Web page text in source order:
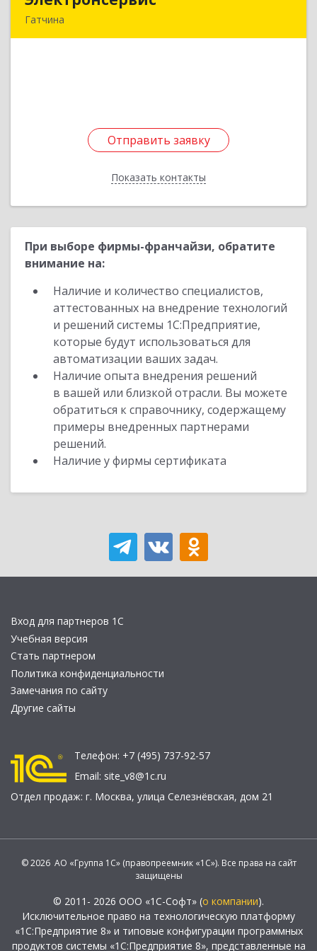
Гатчина
Отправить заявку
Показать контакты
Отправить заявку
Назад
При выборе фирмы-франчайзи, обратите
внимание на:
Наличие и количество специалистов,
аттестованных на внедрение технологий
и решений системы 1С:Предприятие,
которые будут использоваться для
автоматизации ваших задач.
Наличие опыта внедрения решений
в вашей или близкой отрасли. Вы можете
обратиться к справочнику, содержащему
примеры внедренных партнерами
решений.
Наличие у фирмы сертификата
Вход для партнеров 1С
Учебная версия
Стать партнером
Политика конфиденциальности
Замечания по сайту
Другие сайты
Телефон: +7 (495) 737-92-57
Email: site_v8@1c.ru
Отдел продаж: г. Москва, улица Селезнёвская, дом 21
© 2026 АО «Группа 1С» (правопреемник «1С»). Все права на сайт
защищены
© 2011- 2026 ООО «1С-Софт» (о компании).
Исключительное право на технологическую платформу
«1С:Предприятие 8» и типовые конфигурации программных
продуктов системы «1С:Предприятие 8», представленные на